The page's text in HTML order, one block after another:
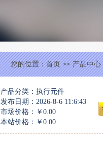
您的位置：首页 >> 产品中心
产品分类：执行元件
发布日期：2026-8-6 11:6:43
市场价格： ￥0.00
本站价格： ￥0.00